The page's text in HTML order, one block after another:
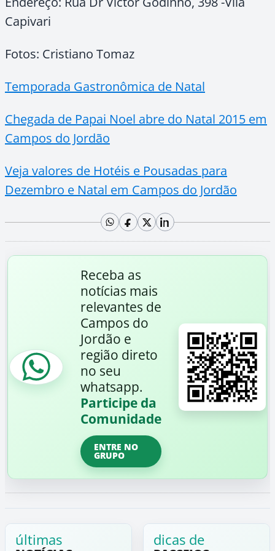
Capivari
Fotos: Cristiano Tomaz
Temporada Gastronômica de Natal
Chegada de Papai Noel abre do Natal 2015 em
Campos do Jordão
Veja valores de Hotéis e Pousadas para
Dezembro e Natal em Campos do Jordão
Receba as
notícias mais
relevantes de
Campos do
Jordão e
região direto
no seu
whatsapp.
Participe da
Comunidade
ENTRE NO
GRUPO
últimas dicas de